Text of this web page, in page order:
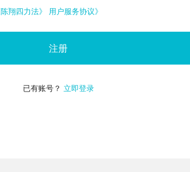
陈翔四力法》 用户服务协议》
注册
已有账号？ 立即登录